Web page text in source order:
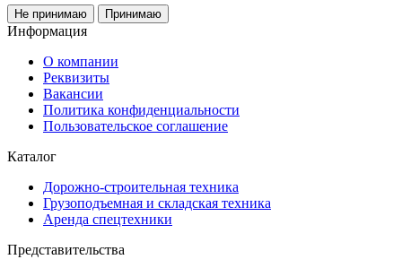
Не принимаю Принимаю
Информация
О компании
Реквизиты
Вакансии
Политика конфиденциальности
Пользовательское соглашение
Каталог
Дорожно-строительная техника
Грузоподъемная и складская техника
Аренда спецтехники
Представительства